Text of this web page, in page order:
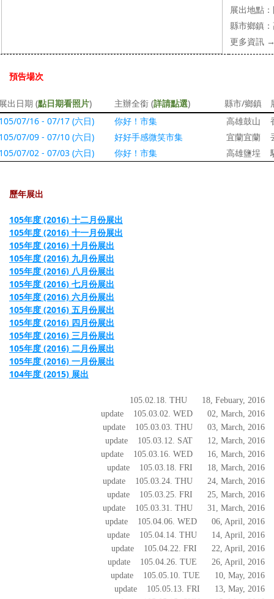
展出地點
縣市鄉鎮
更多資訊
預告場次
出日期 (點日期看照片) 主辦全銜(詳請點選) 縣市/鄉鎮
07/16 - 07/17 (六日)
07/09 - 07/10 (六日)
07/02 - 07/03 (六日)
你好！ 市集
好好手感微笑市集
你好！ 市集
高雄鼓山
宜蘭宜蘭
高雄鹽埕
歷年展出
105年度 (2016) 十二月份展出
105年度 (2016) 十一月份展出
105年度 (2016) 十月份展出
105年度 (2016) 九月份展出
105年度 (2016) 八月份展出
105年度 (2016) 七月份展出
105年度 (2016) 六月份展出
105年度 (2016) 五月份展出
105年度 (2016) 四月份展出
105年度 (2016) 三月份展出
105年度 (2016) 二月份展出
105年度 (2016) 一月份展出
104年度 (2015) 展出
105.02.18. THU 18, Febuary, 2016
update 105.03.02. WED 02, March, 2016
update 105.03.03. THU 03, March, 2016
update 105.03.12. SAT 12, March, 2016
update 105.03.16. WED 16, March, 2016
update 105.03.18. FRI 18, March, 2016
update 105.03.24. THU 24, March, 2016
update 105.03.25. FRI 25, March, 2016
update 105.03.31. THU 31, March, 2016
update 105.04.06. WED 06, April, 2016
update 105.04.14. THU 14, April, 2016
update 105.04.22. FRI 22, April, 2016
update 105.04.26. TUE 26, April, 2016
update 105.05.10. TUE 10, May, 2016
update 105.05.13. FRI 13, May, 2016